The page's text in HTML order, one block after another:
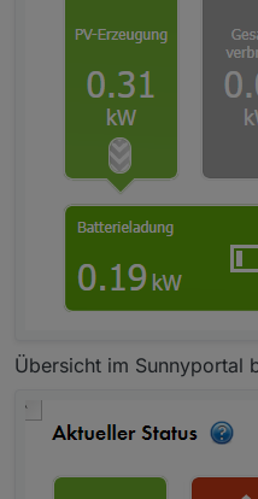
Übersicht im Sunnyportal